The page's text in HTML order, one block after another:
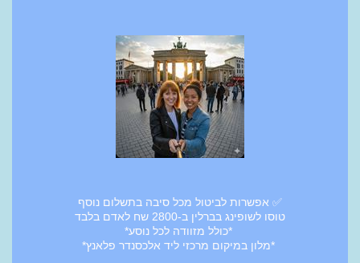
✅ אפשרות לביטול מכל סיבה בתשלום נוסף
טוסו לשופינג בברלין ב-2800 שח לאדם בלבד
*כולל מזוודה לכל נוסע*
*מלון במיקום מרכזי ליד אלכסנדר פלאנץ*